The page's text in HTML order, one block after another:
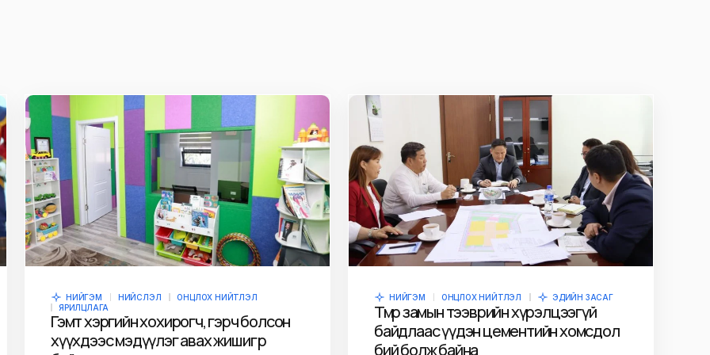
E-mail *
НИЙГЭМ НИЙСЛЭЛ
ОНЦЛОХ НИЙТЛЭЛ
ЯРИЛЦЛАГА
Гэмт хэргийн хохирогч, гэрч болсон
хүүхдээс мэдүүлэг авах жишиг өрөө
НИЙГЭМ ОНЦЛОХ НИЙТЛЭЛ ЭДИЙН ЗАСАГ
Төмөр замын тээврийн хүрэлцээгүй
байдлаас үүдэн цементийн хомсдол
бий болж байна